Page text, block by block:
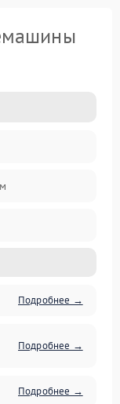
Подробнее →
Подробнее →
Подробнее →